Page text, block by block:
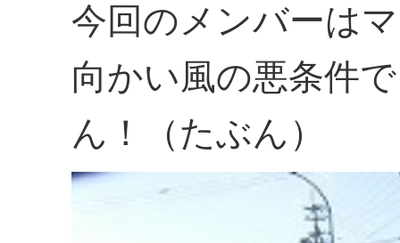
今回のメンバーは
向かい風の悪条件
ん！（たぶん）